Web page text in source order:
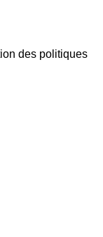
des politiques